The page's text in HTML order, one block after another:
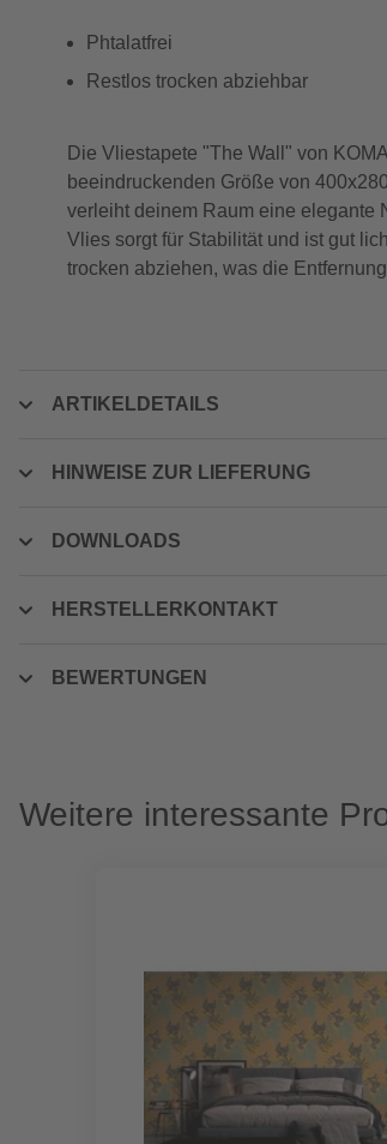
Phtalatfrei
Restlos trocken abziehbar
Die Vliestapete "The Wall" von
beeindruckenden Größe von
verleiht deinem Raum eine elegante
Vlies sorgt für Stabilität und ist gut
trocken abziehen, was die
ARTIKELDETAILS
HINWEISE ZUR LIEFERUNG
DOWNLOADS
HERSTELLERKONTAKT
BEWERTUNGEN
Weitere interessante